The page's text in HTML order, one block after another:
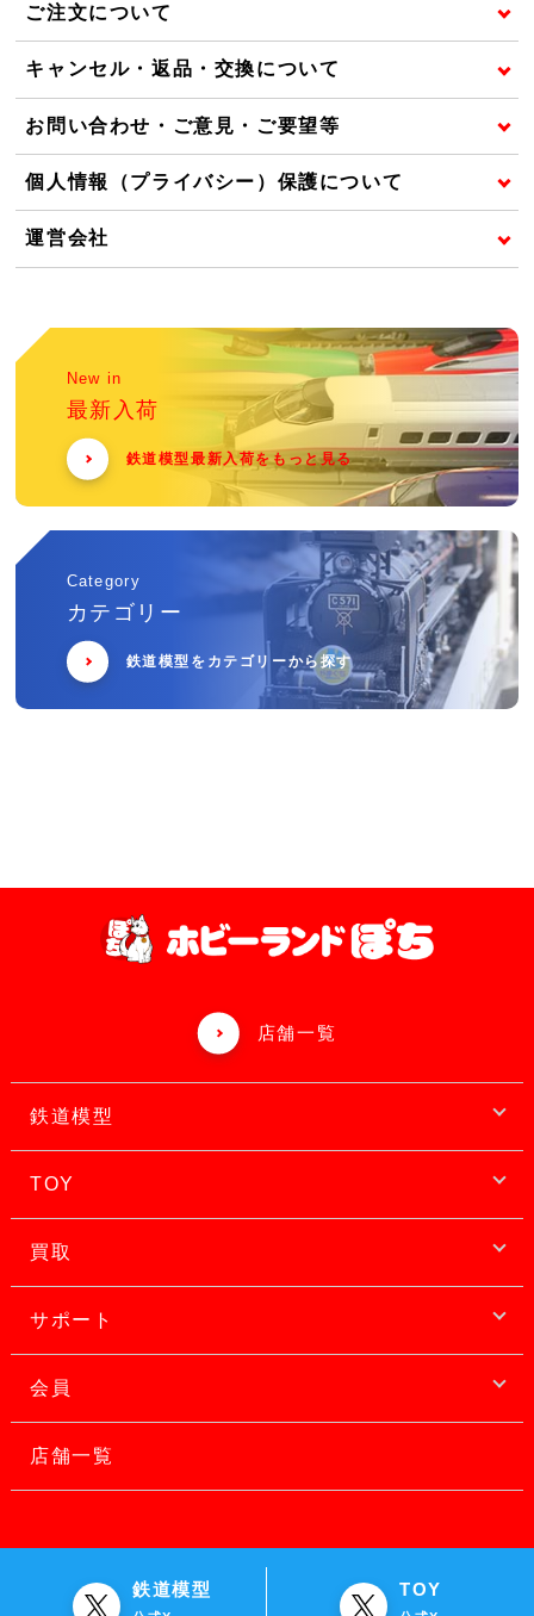
ご注文について
キャンセル・返品・交換について
お問い合わせ・ご意見・ご要望等
個人情報（プライバシー）保護について
運営会社
New in
最新入荷
鉄道模型最新入荷をもっと見る
Category
カテゴリー
鉄道模型をカテゴリーから探す
店舗一覧
鉄道模型
TOY
買取
サポート
会員
店舗一覧
鉄道模型 TOY